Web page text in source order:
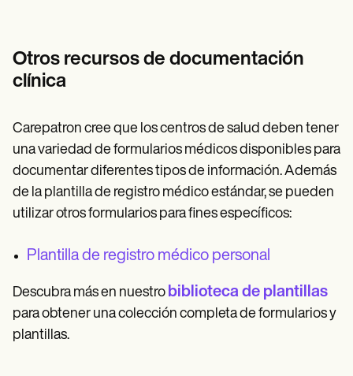
Otros recursos de documentación
clínica
Carepatron cree que los centros de salud deben tener
una variedad de formularios médicos disponibles para
documentar diferentes tipos de información. Además
de la plantilla de registro médico estándar, se pueden
utilizar otros formularios para fines específicos:
Plantilla de registro médico personal
Descubra más en nuestro biblioteca de plantillas
para obtener una colección completa de formularios y
plantillas.